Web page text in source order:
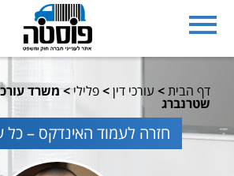
חזרה לעמוד האינדקס – כל
דף הבית> עורכי דין>פלילי>משרד
שטרנברג